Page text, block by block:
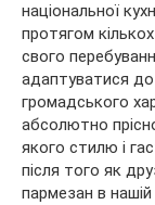
національної
протягом кількох
свого
адаптуватися
громадського
абсолютно
якого стилю і
після того як
пармезан в нашій